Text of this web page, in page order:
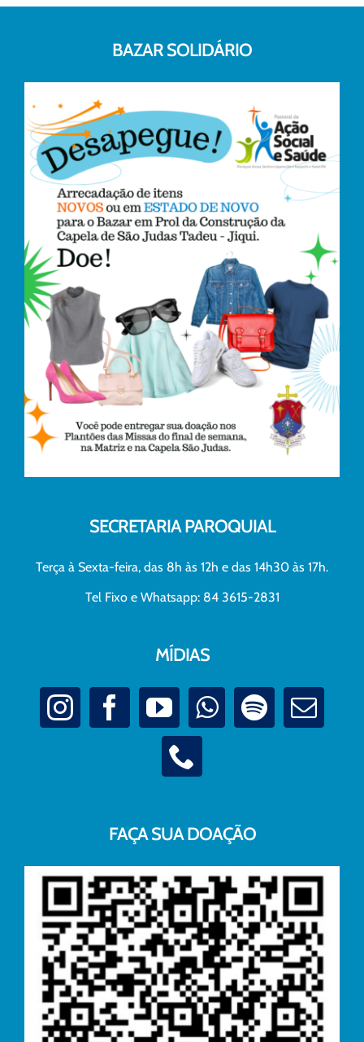
BAZAR SOLIDÁRIO
SECRETARIA PAROQUIAL
Terça à Sexta-feira, das 8h às 12h e das 14h30 às 17h.
Tel Fixo e Whatsapp: 84 3615-2831
MÍDIAS
FAÇA SUA DOAÇÃO